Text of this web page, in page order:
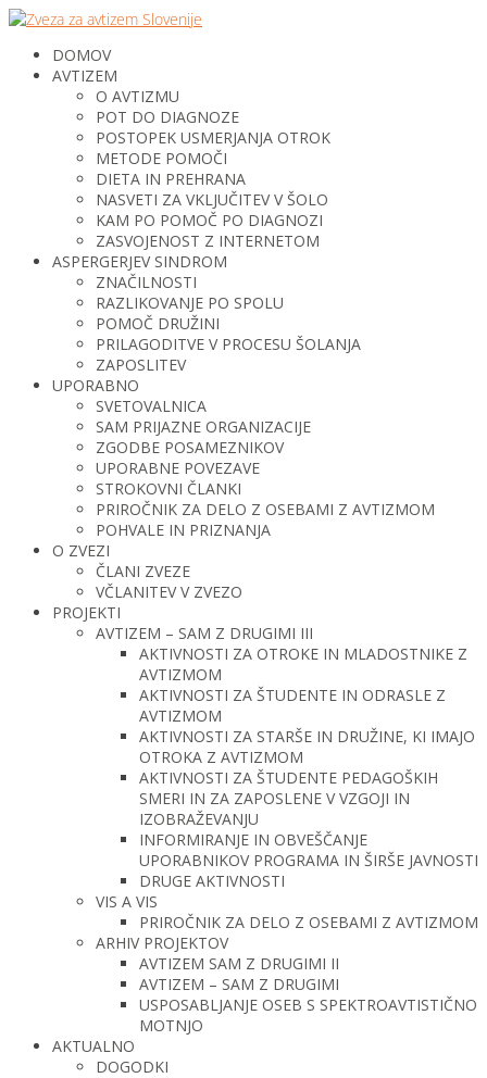
DOMOV
AVTIZEM
O AVTIZMU
POT DO DIAGNOZE
POSTOPEK USMERJANJA OTROK
METODE POMOČI
DIETA IN PREHRANA
NASVETI ZA VKLJUČITEV V ŠOLO
KAM PO POMOČ PO DIAGNOZI
ZASVOJENOST Z INTERNETOM
ASPERGERJEV SINDROM
ZNAČILNOSTI
RAZLIKOVANJE PO SPOLU
POMOČ DRUŽINI
PRILAGODITVE V PROCESU ŠOLANJA
ZAPOSLITEV
UPORABNO
SVETOVALNICA
SAM PRIJAZNE ORGANIZACIJE
ZGODBE POSAMEZNIKOV
UPORABNE POVEZAVE
STROKOVNI ČLANKI
PRIROČNIK ZA DELO Z OSEBAMI Z AVTIZMOM
POHVALE IN PRIZNANJA
O ZVEZI
ČLANI ZVEZE
VČLANITEV V ZVEZO
PROJEKTI
AVTIZEM – SAM Z DRUGIMI III
AKTIVNOSTI ZA OTROKE IN MLADOSTNIKE Z
AVTIZMOM
AKTIVNOSTI ZA ŠTUDENTE IN ODRASLE Z
AVTIZMOM
AKTIVNOSTI ZA STARŠE IN DRUŽINE, KI IMAJO
OTROKA Z AVTIZMOM
AKTIVNOSTI ZA ŠTUDENTE PEDAGOŠKIH
SMERI IN ZA ZAPOSLENE V VZGOJI IN
IZOBRAŽEVANJU
INFORMIRANJE IN OBVEŠČANJE
UPORABNIKOV PROGRAMA IN ŠIRŠE JAVNOSTI
DRUGE AKTIVNOSTI
VIS A VIS
PRIROČNIK ZA DELO Z OSEBAMI Z AVTIZMOM
ARHIV PROJEKTOV
AVTIZEM SAM Z DRUGIMI II
AVTIZEM – SAM Z DRUGIMI
USPOSABLJANJE OSEB S SPEKTROAVTISTIČNO
MOTNJO
AKTUALNO
DOGODKI